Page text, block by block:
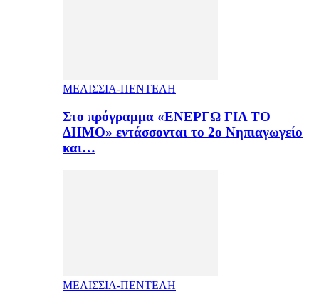
ΜΕΛΙΣΣΙΑ-ΠΕΝΤΕΛΗ
Στο πρόγραμμα «ΕΝΕΡΓΩ ΓΙΑ ΤΟ
ΔΗΜΟ» εντάσσονται το 2ο Νηπιαγωγείο
και…
ΜΕΛΙΣΣΙΑ-ΠΕΝΤΕΛΗ